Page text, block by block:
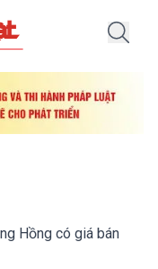
Hồng có giá bán